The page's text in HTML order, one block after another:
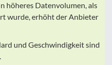
höheres Datenvolumen, als
wurde, erhöht der Anbieter
und Geschwindigkeit sind